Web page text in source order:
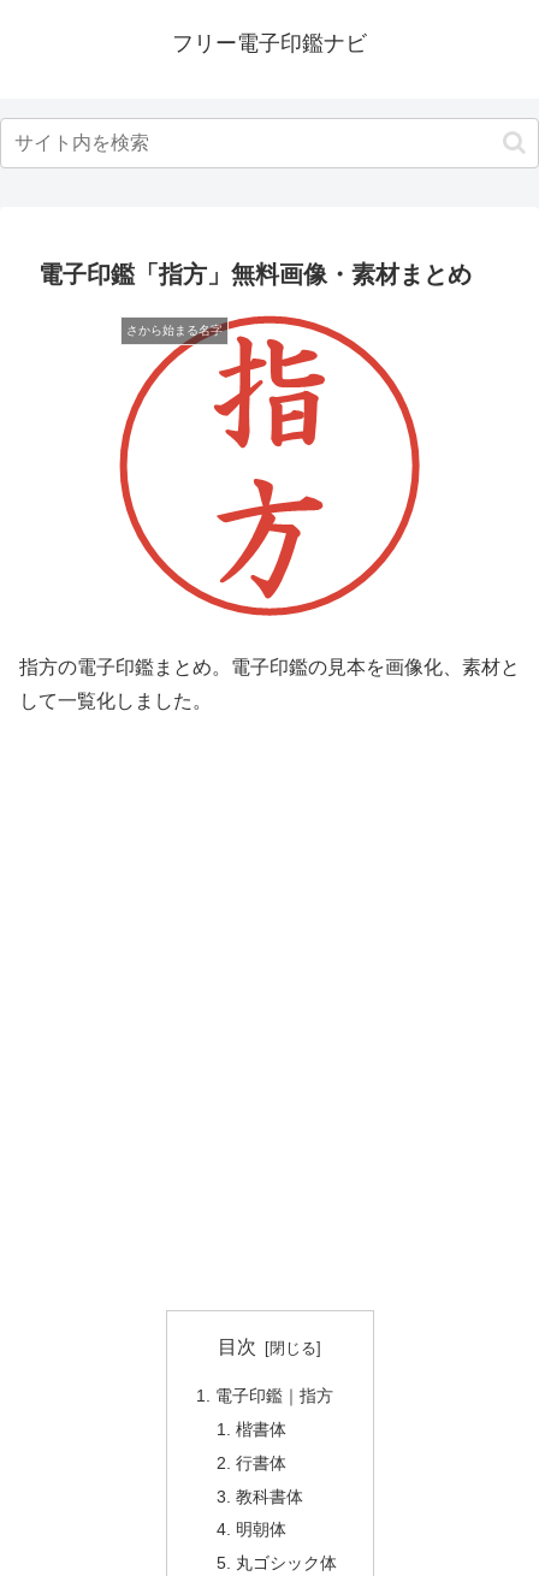
フリー電子印鑑ナビ
電子印鑑「指方」無料画像・素材まとめ
さから始まる名字
指方の電子印鑑まとめ。電子印鑑の見本を画像化、素材と
して一覧化しました。
目次
電子印鑑｜指方
楷書体
行書体
教科書体
明朝体
丸ゴシック体